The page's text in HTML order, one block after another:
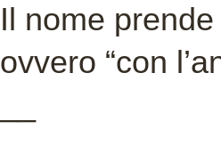
Il nome prende
ovvero “con